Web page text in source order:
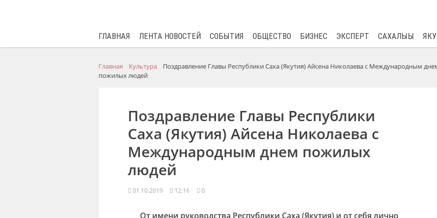
ГЛАВНАЯ ЛЕНТА НОВОСТЕЙ СОБЫТИЯ ОБЩЕСТВО БИЗНЕС ЭКСПЕРТ САХАЛЫЫ
Главная Культура
Поздравление Главы Республики Саха (Якутия) Айсена Николаева с Международным
пожилых людей
Поздравление Главы Республики
Саха (Якутия) Айсена Николаева с
Международным днем пожилых
людей
01.10.2019 12:16 0
От имени руководства Республики Саха (Якутия) и от себя лично